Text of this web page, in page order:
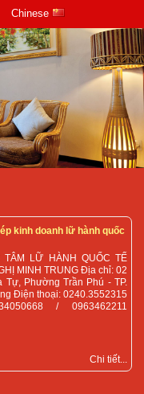
Chinese
kinh doanh lữ hành quốc
TÂM LỮ HÀNH QUỐC TẾ
MINH TRUNG Địa chỉ: 02
Tự, Phường Trần Phú - TP.
Điện thoại: 0240.3552315
/ 0963462211
Chi tiết...